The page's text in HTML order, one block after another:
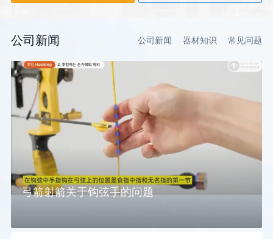
公司新闻 公司新闻 器材知识 常见问题
弓箭射箭关于钩弦手的问题